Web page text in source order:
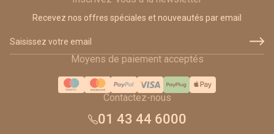
Recevez nos offres spéciales et nouveautés par email
Moyens de paiement acceptés
Contactez-nous
01 43 44 6000